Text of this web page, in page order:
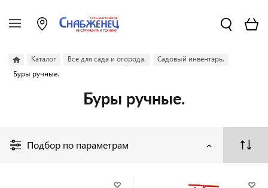
Каталог Все для сада и огорода.
Садовый инвентарь.
Буры ручные.
Буры ручные.
Подбор по параметрам